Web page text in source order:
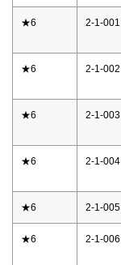
★6 2-1-001
★6 2-1-002
★6 2-1-003
★6 2-1-004
★6 2-1-005
★6 2-1-006